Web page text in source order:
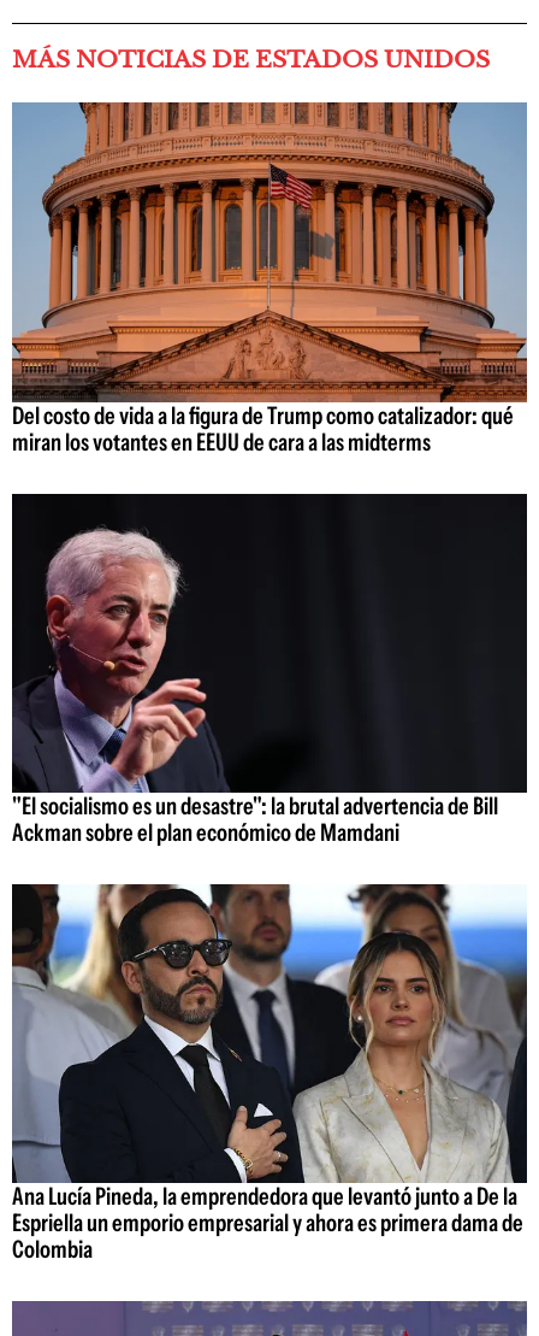
MÁS NOTICIAS DE ESTADOS UNIDOS
Del costo de vida a la figura de Trump como catalizador: qué
miran los votantes en EEUU de cara a las midterms
"El socialismo es un desastre": la brutal advertencia de Bill
Ackman sobre el plan económico de Mamdani
Ana Lucía Pineda, la emprendedora que levantó junto a De la
Espriella un emporio empresarial y ahora es primera dama de
Colombia